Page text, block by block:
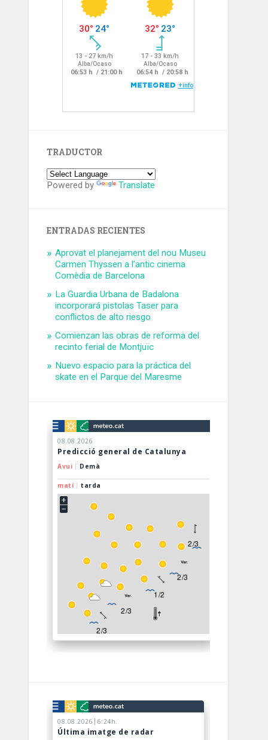
TRADUCTOR
Powered by Translate
ENTRADAS RECIENTES
Aprovat el planejament del nou Museu
Carmen Thyssen a l’antic cinema
Comèdia de Barcelona
La Guardia Urbana de Badalona
incorporará pistolas Taser para
conflictos de alto riesgo
Comienzan las obras de reforma del
recinto ferial de Montjuïc
Nuevo espacio para la práctica del
skate en el Parque del Maresme